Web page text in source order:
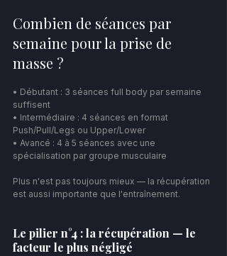
Combien de séances par
semaine pour la prise de
masse ?
• Débutant : 3 séances full body par semaine
suffisent
• Intermédiaire : 4 séances en format
Push/Pull/Legs ou Upper/Lower
• Avancé : 4 à 5 séances avec une
spécialisation par groupe musculaire
Plus n'est pas toujours mieux — la récupération
est aussi importante que l'entraînement.
Le pilier n°4 : la récupération — le
facteur le plus négligé